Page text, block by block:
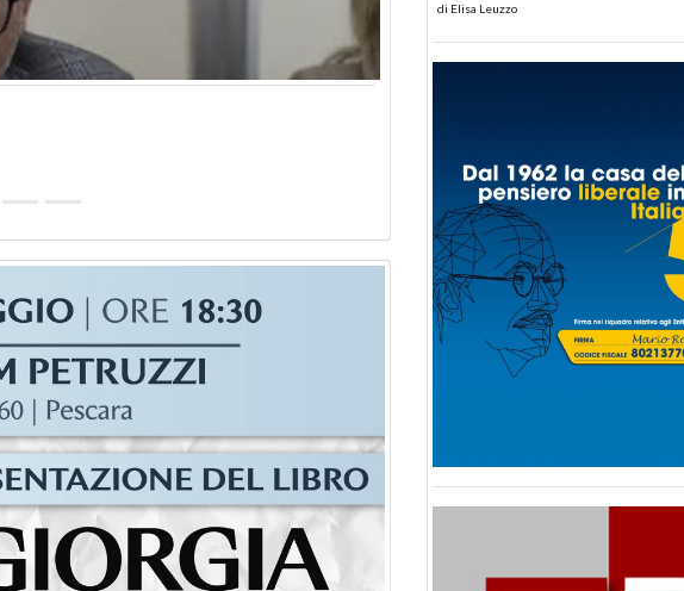
di Elisa Leuzzo